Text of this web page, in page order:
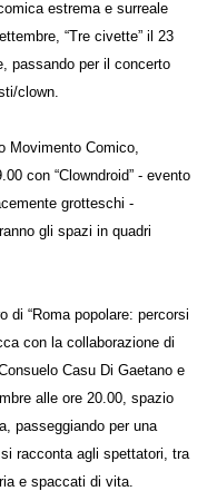
estrema e surreale
“Tre civette” il 23
passando per il concerto
clown.
Movimento Comico,
con “Clowndroid” - evento
grotteschi -
gli spazi in quadri
di “Roma popolare: percorsi
con la collaborazione di
Casu Di Gaetano e
alle ore 20.00, spazio
passeggiando per una
racconta agli spettatori, tra
e spaccati di vita.